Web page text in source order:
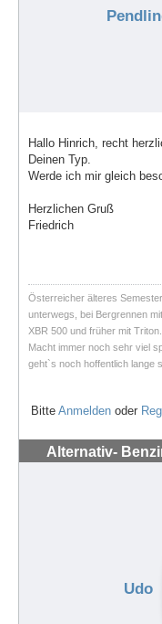
Hallo Hinrich, recht
Deinen Typ.
Werde ich mir gleich
Herzlichen Gruß
Friedrich
Österreicher älteres
unterwegs, bei Bergrennen mit
XBR 500 und früher mit Triton.
Macht immer noch sehr viel
geht`s noch hoffentlich lange
Bitte Anmelden oder
Alternativ-
Udo